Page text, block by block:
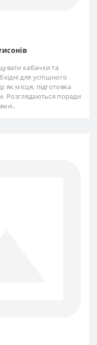
кабачки та
для успішного
як місця, підготовка
Розглядаються поради